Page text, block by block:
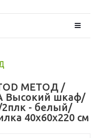
МЕТОД /
Высокий шкаф/
- белый/
40x60x220 см